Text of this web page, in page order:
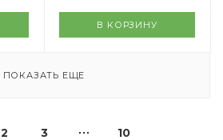
В КОРЗИНУ
ПОКАЗАТЬ ЕЩЕ
2 3 10